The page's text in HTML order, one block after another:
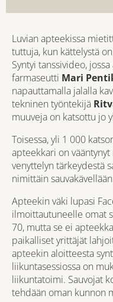
Luvian apteekissa
tuttuja, kun kättelystä
Syntyi tanssivideo,
farmaseutti Mari
napauttamalla jalalla
tekninen työntekijä
muuveja on katsottu jo
Toisessa, yli 1 000
apteekkari on
venyttelyn tärkeydestä
nimittäin
Apteekin väki lupasi
ilmoittautuneelle omat
70, mutta se ei
paikalliset yrittäjät
apteekin aloitteesta
liikuntasessiossa on
liikuntatoimi. Sauvojat
tehdään oman kunnon